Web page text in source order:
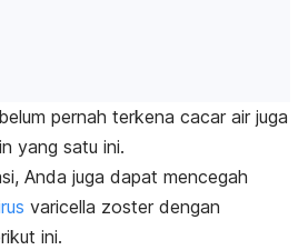
pernah terkena cacar air juga
yang satu ini.
Anda juga dapat mencegah
varicella zoster dengan
ini.